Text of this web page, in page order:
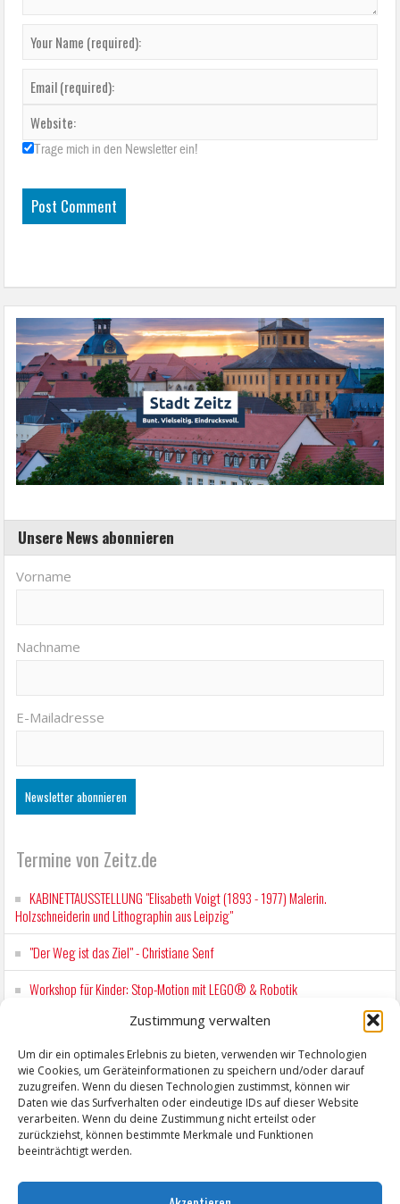
Zustimmung verwalten
Um dir ein optimales Erlebnis zu bieten, verwenden wir Technologien
wie Cookies, um Geräteinformationen zu speichern und/oder darauf
zuzugreifen. Wenn du diesen Technologien zustimmst, können wir
Daten wie das Surfverhalten oder eindeutige IDs auf dieser Website
verarbeiten. Wenn du deine Zustimmung nicht erteilst oder
zurückziehst, können bestimmte Merkmale und Funktionen
beeinträchtigt werden.
Trage mich in den Newsletter ein!
Unsere News abonnieren
Vorname
Nachname
E-Mailadresse
Termine von Zeitz.de
KABINETTAUSSTELLUNG "Elisabeth Voigt (1893 - 1977) Malerin.
Holzschneiderin und Lithographin aus Leipzig"
"Der Weg ist das Ziel" - Christiane Senf
Workshop für Kinder: Stop-Motion mit LEGO® & Robotik
EINFACH LESEN im August 2026 H.P. Richter - DAMALS WAR ES FRIEDRICH
Lesung in Einfacher Sprache